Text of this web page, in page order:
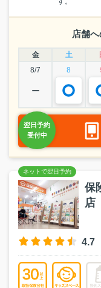
店舗
金 土
8/7
8
ー
保
店
4.7